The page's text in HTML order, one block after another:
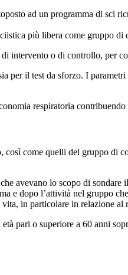
ad un programma di sci
più libera come gruppo di
intervento o di controllo, per
il test da sforzo. I
respiratoria
come quelli del gruppo di
avevano lo scopo di sondare
e dopo l’attività nel gruppo
in particolare in relazione al
pari o superiore a 60 anni